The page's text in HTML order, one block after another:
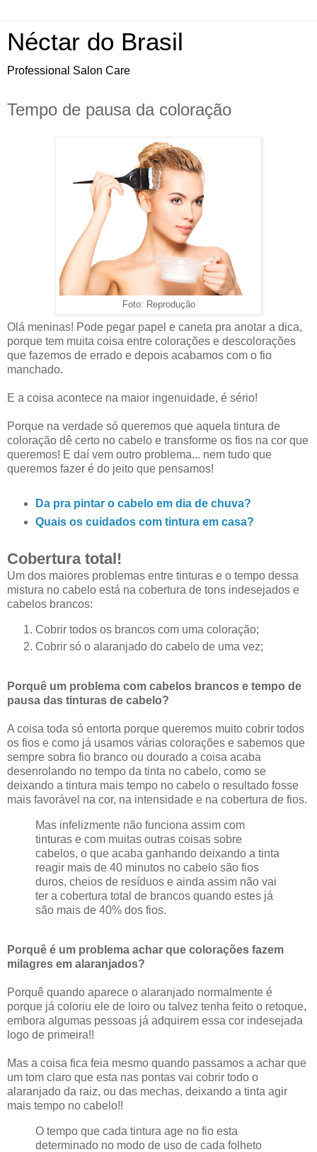
Néctar do Brasil
Professional Salon Care
Tempo de pausa da coloração
Foto: Reprodução
Olá meninas! Pode pegar papel e caneta pra anotar a dica,
porque tem muita coisa entre colorações e descolorações
que fazemos de errado e depois acabamos com o fio
manchado.
E a coisa acontece na maior ingenuidade, é sério!
Porque na verdade só queremos que aquela tintura de
coloração dê certo no cabelo e transforme os fios na cor que
queremos! E daí vem outro problema... nem tudo que
queremos fazer é do jeito que pensamos!
Da pra pintar o cabelo em dia de chuva?
Quais os cuidados com tintura em casa?
Cobertura total!
Um dos maiores problemas entre tinturas e o tempo dessa
mistura no cabelo está na cobertura de tons indesejados e
cabelos brancos:
Cobrir todos os brancos com uma coloração;
Cobrir só o alaranjado do cabelo de uma vez;
Porquê um problema com cabelos brancos e tempo de
pausa das tinturas de cabelo?
A coisa toda só entorta porque queremos muito cobrir todos
os fios e como já usamos várias colorações e sabemos que
sempre sobra fio branco ou dourado a coisa acaba
desenrolando no tempo da tinta no cabelo, como se
deixando a tintura mais tempo no cabelo o resultado fosse
mais favorável na cor, na intensidade e na cobertura de fios.
Mas infelizmente não funciona assim com
tinturas e com muitas outras coisas sobre
cabelos, o que acaba ganhando deixando a tinta
reagir mais de 40 minutos no cabelo são fios
duros, cheios de resíduos e ainda assim não vai
ter a cobertura total de brancos quando estes já
são mais de 40% dos fios.
Porquê é um problema achar que colorações fazem
milagres em alaranjados?
Porquê quando aparece o alaranjado normalmente é
porque já coloriu ele de loiro ou talvez tenha feito o retoque,
embora algumas pessoas já adquirem essa cor indesejada
logo de primeira!!
Mas a coisa fica feia mesmo quando passamos a achar que
um tom claro que esta nas pontas vai cobrir todo o
alaranjado da raiz, ou das mechas, deixando a tinta agir
mais tempo no cabelo!!
O tempo que cada tintura age no fio esta
determinado no modo de uso de cada folheto